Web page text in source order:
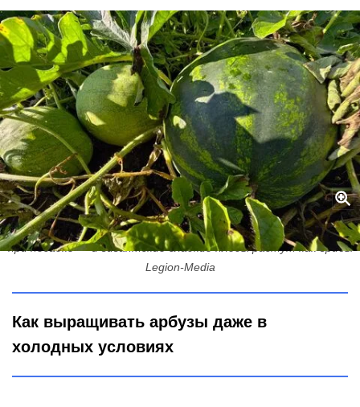
Арбузы не покупаю — без хлопот выращиваю свои: один секрет
при посадке — и гигантские сладкие плоды растут как грибы
Legion-Media
Как выращивать арбузы даже в
холодных условиях